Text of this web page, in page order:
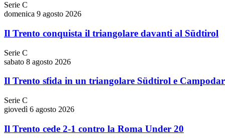
Serie C
domenica 9 agosto 2026
Il Trento conquista il triangolare davanti al Südtirol
Serie C
sabato 8 agosto 2026
Il Trento sfida in un triangolare Südtirol e
Serie C
giovedì 6 agosto 2026
Il Trento cede 2-1 contro la Roma Under 20